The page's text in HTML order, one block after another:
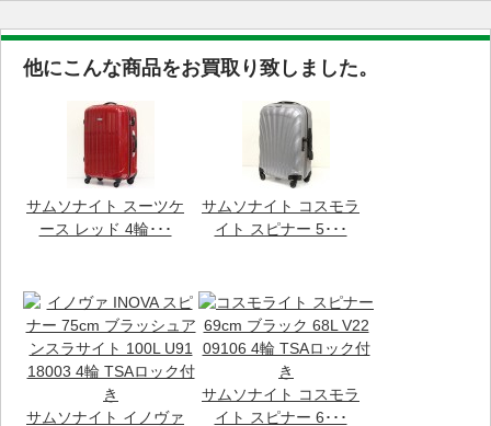
他にこんな商品をお買取り致しました。
サムソナイト スーツケ
ース レッド 4輪･･･
サムソナイト コスモラ
イト スピナー 5･･･
サムソナイト イノヴァ
サムソナイト コスモラ
イト スピナー 6･･･